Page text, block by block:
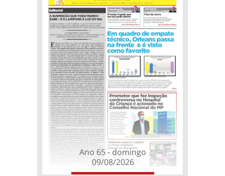
Ano 65 - domingo
09/08/2026